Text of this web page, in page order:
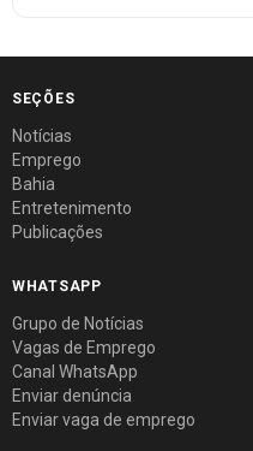
SEÇÕES
Notícias
Emprego
Bahia
Entretenimento
Publicações
WHATSAPP
Grupo de Notícias
Vagas de Emprego
Canal WhatsApp
Enviar denúncia
Enviar vaga de emprego